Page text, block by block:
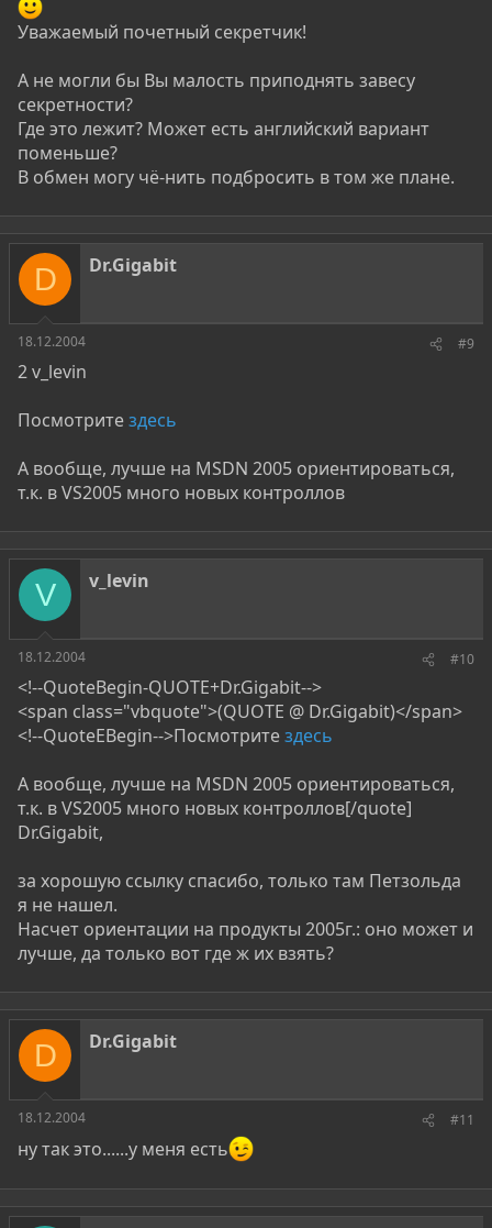
Уважаемый почетный секретчик!
А не могли бы Вы малость приподнять завесу
секретности?
Где это лежит? Может есть английский вариант
поменьше?
В обмен могу чё-нить подбросить в том же плане.
D Dr.Gigabit
18.12.2004 #9
2 v_levin
Посмотритездесь
А вообще, лучше на MSDN 2005 ориентироваться,
т.к. в VS2005 много новых контроллов
V v_levin
18.12.2004 #10
<!--QuoteBegin-QUOTE+Dr.Gigabit-->
<span class="vbquote">(QUOTE @ Dr.Gigabit)</span>
<!--QuoteEBegin-->Посмотритездесь
А вообще, лучше на MSDN 2005 ориентироваться,
т.к. в VS2005 много новых контроллов[/quote]
Dr.Gigabit,
за хорошую ссылку спасибо, только там Петзольда
я не нашел.
Насчет ориентации на продукты 2005г.: оно может и
лучше, да только вот где ж их взять?
D Dr.Gigabit
18.12.2004 #11
ну так это......у меня есть